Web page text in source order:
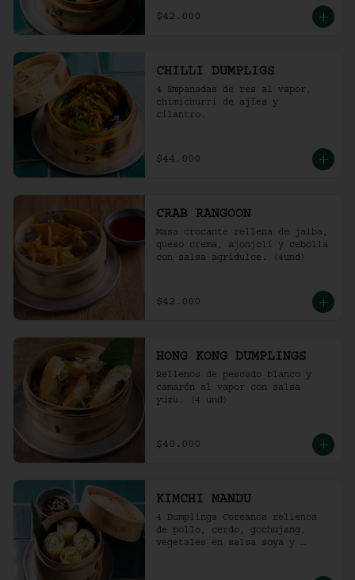
$42.000
CHILLI DUMPLIGS
4 Empanadas de res al vapor,
chimichurri de ajíes y
cilantro.
$44.000
CRAB RANGOON
Masa crocante rellena de jaiba,
queso crema, ajonjolí y cebolla
con salsa agridulce. (4und)
$42.000
HONG KONG DUMPLINGS
Rellenos de pescado blanco y
camarón al vapor con salsa
yuzu. (4 und)
$40.000
KIMCHI MANDU
4 Dumplings Coreanos rellenos
de pollo, cerdo, gochujang,
vegetales en salsa soya y